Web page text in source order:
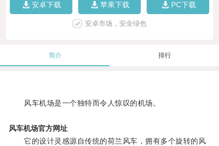
安卓下载 苹果下载 PC下载
安卓市场，安全绿色
简介 排行
风车机场是一个独特而令人惊叹的机场。
风车机场官方网址
它的设计灵感源自传统的荷兰风车，拥有多个旋转的风